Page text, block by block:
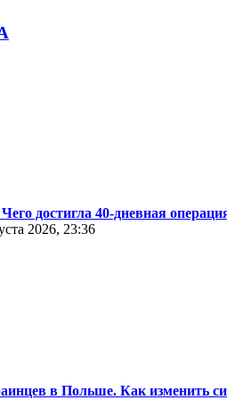
достигла 40-дневная
2026, 23:36
в Польше. Как изменить